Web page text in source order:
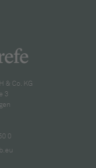
& Co. KG
3
0